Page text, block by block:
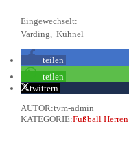
Eingewechselt:
Varding, Kühnel
teilen
teilen
twittern
AUTOR:tvm-admin
KATEGORIE:Fußball Herren